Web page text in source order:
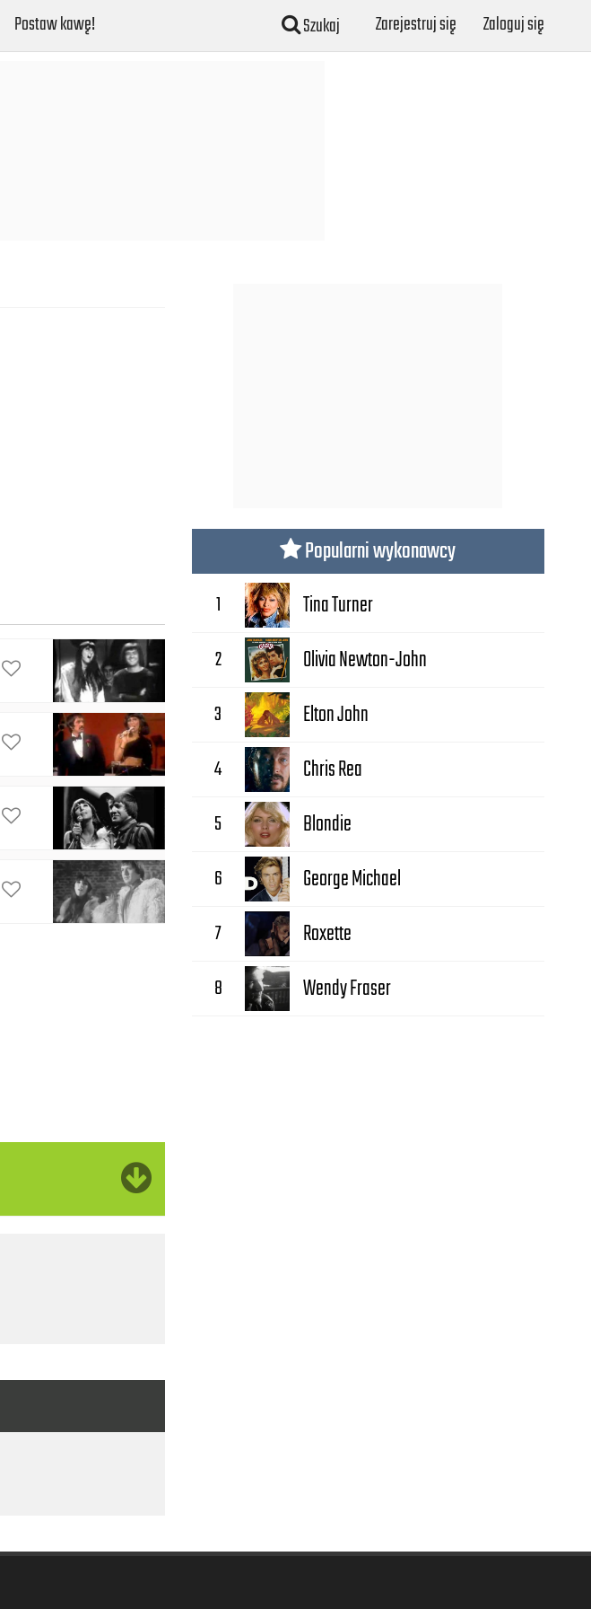
Postaw kawę! Szukaj Zarejestruj się Zaloguj się
Popularni wykonawcy
1 Tina Turner
2 Olivia Newton-John
3 Elton John
4 Chris Rea
5 Blondie
6 George Michael
7 Roxette
8 Wendy Fraser